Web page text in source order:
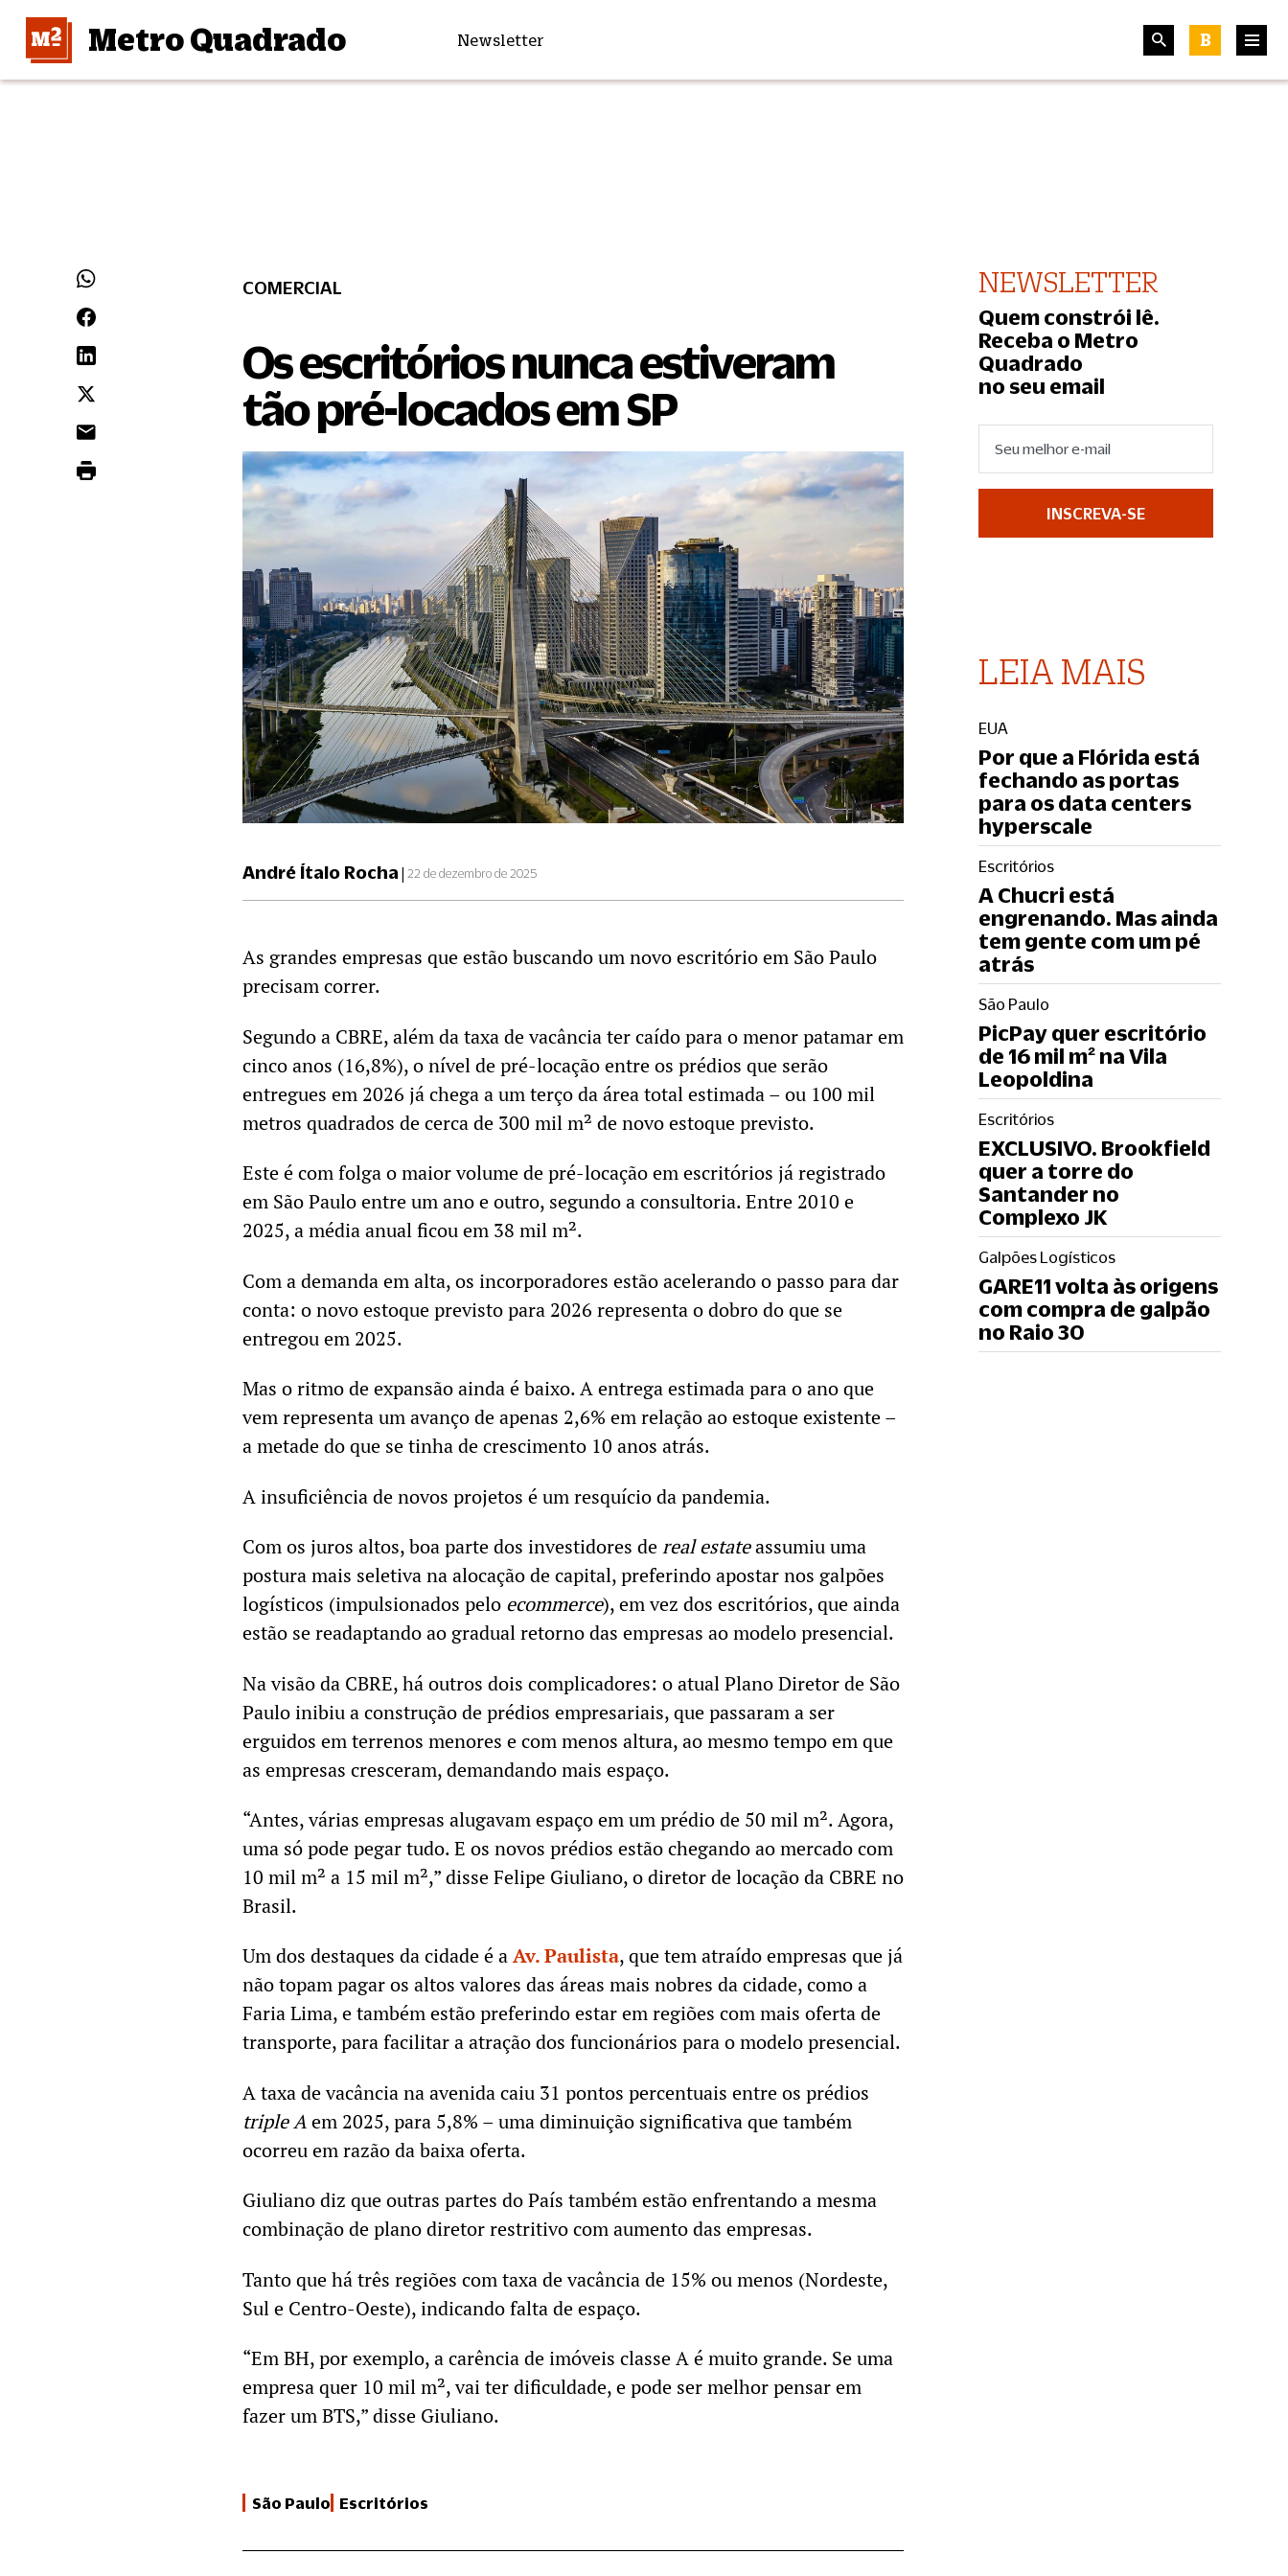
Metro Quadrado Newsletter B
COMERCIAL
Os escritórios nunca estiveram
tão pré-locados em SP
André Ítalo Rocha| 22 de dezembro de 2025
As grandes empresas que estão buscando um novo escritório em São Paulo
precisam correr.
Segundo a CBRE, além da taxa de vacância ter caído para o menor patamar em
cinco anos (16,8%), o nível de pré-locação entre os prédios que serão
entregues em 2026 já chega a um terço da área total estimada – ou 100 mil
metros quadrados de cerca de 300 mil m² de novo estoque previsto.
Este é com folga o maior volume de pré-locação em escritórios já registrado
em São Paulo entre um ano e outro, segundo a consultoria. Entre 2010 e
2025, a média anual ficou em 38 mil m².
Com a demanda em alta, os incorporadores estão acelerando o passo para dar
conta: o novo estoque previsto para 2026 representa o dobro do que se
entregou em 2025.
Mas o ritmo de expansão ainda é baixo. A entrega estimada para o ano que
vem representa um avanço de apenas 2,6% em relação ao estoque existente –
a metade do que se tinha de crescimento 10 anos atrás.
A insuficiência de novos projetos é um resquício da pandemia.
Com os juros altos, boa parte dos investidores dereal estateassumiu uma
postura mais seletiva na alocação de capital, preferindo apostar nos galpões
logísticos (impulsionados pelo ecommerce), em vez dos escritórios, que ainda
estão se readaptando ao gradual retorno das empresas ao modelo presencial.
Na visão da CBRE, há outros dois complicadores: o atual Plano Diretor de São
Paulo inibiu a construção de prédios empresariais, que passaram a ser
erguidos em terrenos menores e com menos altura, ao mesmo tempo em que
as empresas cresceram, demandando mais espaço.
“Antes, várias empresas alugavam espaço em um prédio de 50 mil m². Agora,
uma só pode pegar tudo. E os novos prédios estão chegando ao mercado com
10 mil m² a 15 mil m²,” disse Felipe Giuliano, o diretor de locação da CBRE no
Brasil.
Um dos destaques da cidade é aAv. Paulista, que tem atraído empresas que já
não topam pagar os altos valores das áreas mais nobres da cidade, como a
Faria Lima, e também estão preferindo estar em regiões com mais oferta de
transporte, para facilitar a atração dos funcionários para o modelo presencial.
A taxa de vacância na avenida caiu 31 pontos percentuais entre os prédios
triple Aem 2025, para 5,8% – uma diminuição significativa que também
ocorreu em razão da baixa oferta.
Giuliano diz que outras partes do País também estão enfrentando a mesma
combinação de plano diretor restritivo com aumento das empresas.
Tanto que há três regiões com taxa de vacância de 15% ou menos (Nordeste,
Sul e Centro-Oeste), indicando falta de espaço.
“Em BH, por exemplo, a carência de imóveis classe A é muito grande. Se uma
empresa quer 10 mil m², vai ter dificuldade, e pode ser melhor pensar em
fazer um BTS,” disse Giuliano.
São Paulo Escritórios
NEWSLETTER
Quem constrói lê.
Receba o Metro
Quadrado
no seu email
INSCREVA-SE
LEIA MAIS
EUA
Por que a Flórida está
fechando as portas
para os data centers
hyperscale
Escritórios
A Chucri está
engrenando. Mas ainda
tem gente com um pé
atrás
São Paulo
PicPay quer escritório
de 16 mil m² na Vila
Leopoldina
Escritórios
EXCLUSIVO. Brookfield
quer a torre do
Santander no
Complexo JK
Galpões Logísticos
GARE11 volta às origens
com compra de galpão
no Raio 30